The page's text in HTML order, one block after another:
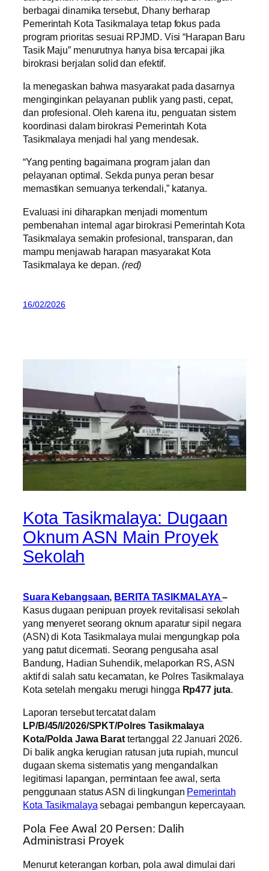
berbagai dinamika tersebut, Dhany berharap
Pemerintah Kota Tasikmalaya tetap fokus pada
program prioritas sesuai RPJMD. Visi “Harapan Baru
Tasik Maju” menurutnya hanya bisa tercapai jika
birokrasi berjalan solid dan efektif.
Ia menegaskan bahwa masyarakat pada dasarnya
menginginkan pelayanan publik yang pasti, cepat,
dan profesional. Oleh karena itu, penguatan sistem
koordinasi dalam birokrasi Pemerintah Kota
Tasikmalaya menjadi hal yang mendesak.
“Yang penting bagaimana program jalan dan
pelayanan optimal. Sekda punya peran besar
memastikan semuanya terkendali,” katanya.
Evaluasi ini diharapkan menjadi momentum
pembenahan internal agar birokrasi Pemerintah Kota
Tasikmalaya semakin profesional, transparan, dan
mampu menjawab harapan masyarakat Kota
Tasikmalaya ke depan. (red)
16/02/2026
Kota Tasikmalaya: Dugaan
Oknum ASN Main Proyek
Sekolah
Suara Kebangsaan, BERITA TASIKMALAYA–
Kasus dugaan penipuan proyek revitalisasi sekolah
yang menyeret seorang oknum aparatur sipil negara
(ASN) di Kota Tasikmalaya mulai mengungkap pola
yang patut dicermati. Seorang pengusaha asal
Bandung, Hadian Suhendik, melaporkan RS, ASN
aktif di salah satu kecamatan, ke Polres Tasikmalaya
Kota setelah mengaku merugi hingga Rp477 juta.
Laporan tersebut tercatat dalam
LP/B/45/I/2026/SPKT/Polres Tasikmalaya
Kota/Polda Jawa Barattertanggal 22 Januari 2026.
Di balik angka kerugian ratusan juta rupiah, muncul
dugaan skema sistematis yang mengandalkan
legitimasi lapangan, permintaan fee awal, serta
penggunaan status ASN di lingkungan Pemerintah
Kota Tasikmalaya sebagai pembangun kepercayaan.
Pola Fee Awal 20 Persen: Dalih
Administrasi Proyek
Menurut keterangan korban, pola awal dimulai dari